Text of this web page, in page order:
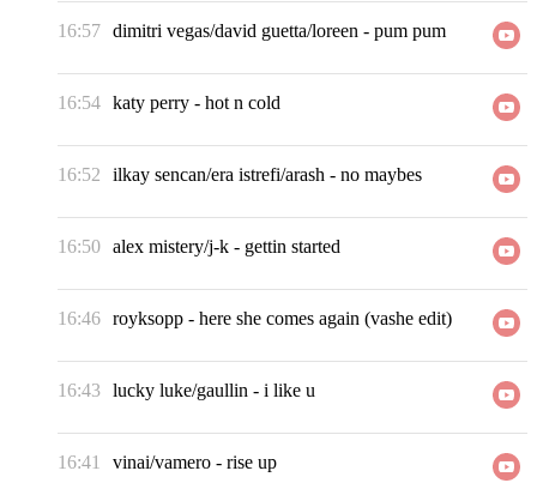
16:57 dimitri vegas/david guetta/loreen - pum pum
16:54 katy perry - hot n cold
16:52 ilkay sencan/era istrefi/arash - no maybes
16:50 alex mistery/j-k - gettin started
16:46 royksopp - here she comes again (vashe edit)
16:43 lucky luke/gaullin - i like u
16:41 vinai/vamero - rise up